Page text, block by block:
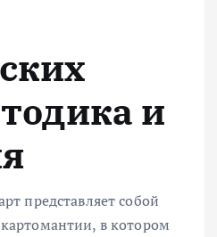
и
представляет собой
в котором